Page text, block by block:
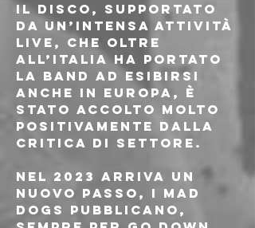
Il disco, supportato
da un’intensa attività
live, che oltre
all’Italia ha portato
la band ad esibirsi
anche in Europa, è
stato accolto molto
positivamente dalla
critica di settore.
Nel 2023 arriva un
nuovo passo, i Mad
Dogs pubblicano,